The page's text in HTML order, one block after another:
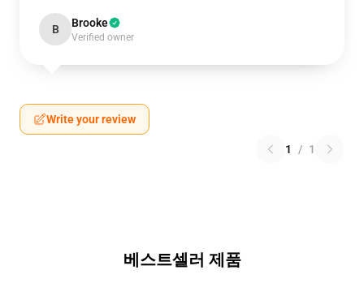
B Brooke
Verified owner
Write your review
1 / 1
베스트셀러 제품